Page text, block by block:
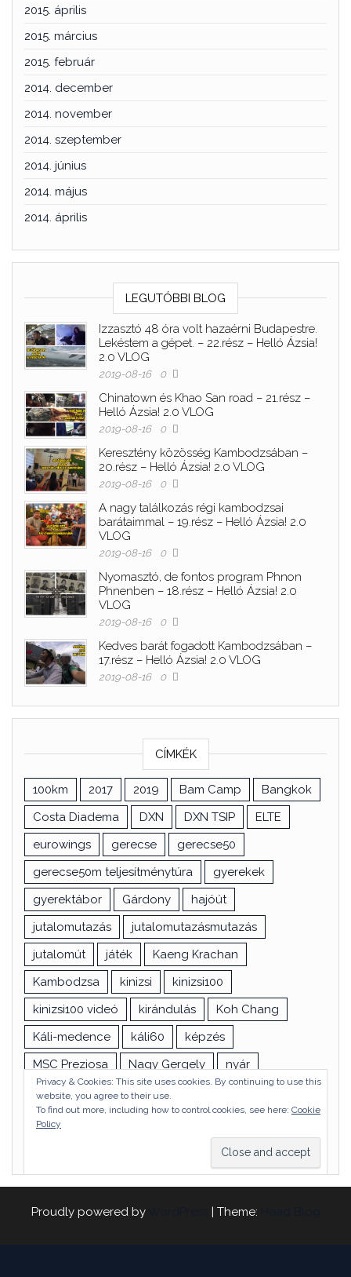
2015. április
2015. március
2015. február
2014. december
2014. november
2014. szeptember
2014. június
2014. május
2014. április
LEGUTÓBBI BLOG
Izzasztó 48 óra volt hazaérni Budapestre.
Lekéstem a gépet. – 22.rész – Helló Ázsia!
2.0 VLOG
2019-08-16 0
Chinatown és Khao San road – 21.rész –
Helló Ázsia! 2.0 VLOG
2019-08-16 0
Keresztény közösség Kambodzsában –
20.rész – Helló Ázsia! 2.0 VLOG
2019-08-16 0
A nagy találkozás régi kambodzsai
barátaimmal – 19.rész – Helló Ázsia! 2.0
VLOG
2019-08-16 0
Nyomasztó, de fontos program Phnon
Phnenben – 18.rész – Helló Ázsia! 2.0
VLOG
2019-08-16 0
Kedves barát fogadott Kambodzsában –
17.rész – Helló Ázsia! 2.0 VLOG
2019-08-16 0
Privacy & Cookies: This site uses cookies. By continuing to use this
website, you agree to their use.
To find out more, including how to control cookies, see here: Cookie
Policy
CÍMKÉK
100km 2017 2019 Bam Camp
Bangkok
Costa Diadema
DXN DXN TSIP
ELTE
eurowings
gerecse
gerecse50
gerecse50m teljesítménytúra
gyerekek
gyerektábor
Gárdony
hajóút
jutalomutazás
jutalomutazásmutazás
jutalomút
játék
Kaeng Krachan
Kambodzsa
kinizsi
kinizsi100
kinizsi100 videó
kirándulás
Koh Chang
Káli-medence
káli60
képzés
MSC Preziosa
Nagy Gergely
nyár
Olaszország
Phnon Phnen
tekeres
Proudly powered by Theme: